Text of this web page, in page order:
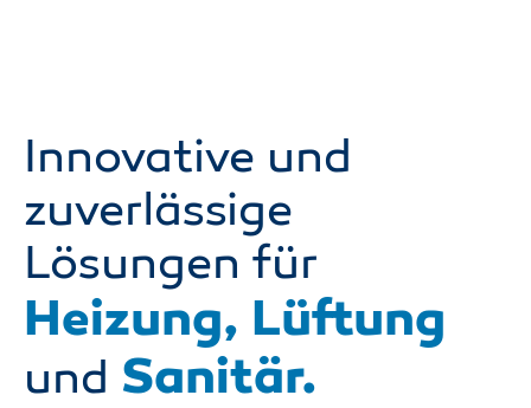
Innovative und
zuverlässige
Lösungen für
Heizung, Lüftung
und Sanitär.